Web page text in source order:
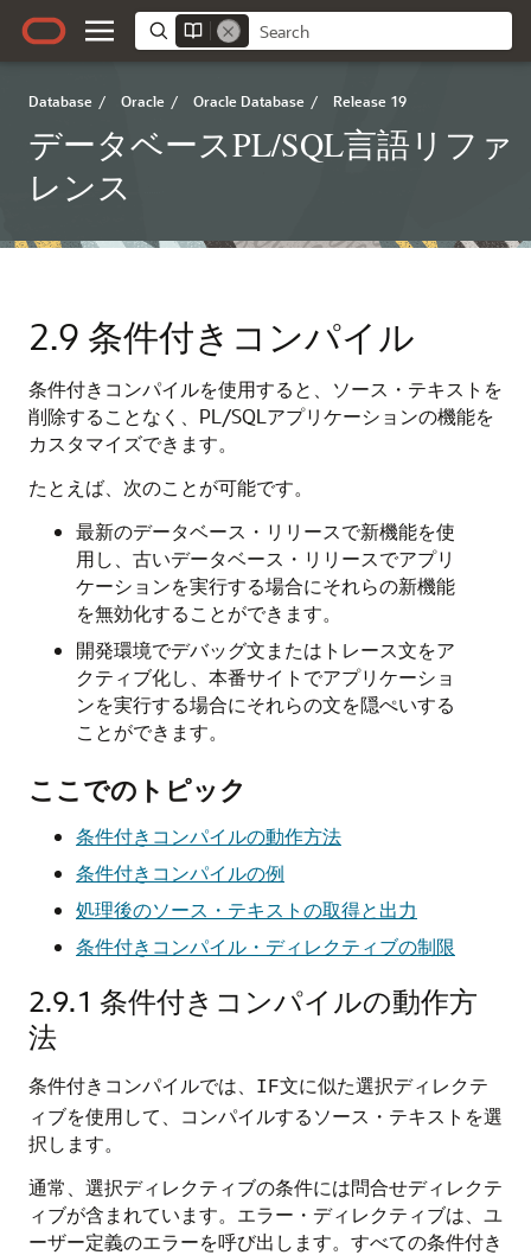
Database / Oracle / Oracle Database / Release 19
データベースPL/SQL言語リファ
レンス
2.9 条件付きコンパイル
条件付きコンパイルを使用すると、ソース・テキストを
削除することなく、PL/SQLアプリケーションの機能を
カスタマイズできます。
たとえば、次のことが可能です。
最新のデータベース・リリースで新機能を使
用し、古いデータベース・リリースでアプリ
ケーションを実行する場合にそれらの新機能
を無効化することができます。
開発環境でデバッグ文またはトレース文をア
クティブ化し、本番サイトでアプリケーショ
ンを実行する場合にそれらの文を隠ぺいする
ことができます。
ここでのトピック
条件付きコンパイルの動作方法
条件付きコンパイルの例
処理後のソース・テキストの取得と出力
条件付きコンパイル・ディレクティブの制限
2.9.1 条件付きコンパイルの動作方
法
条件付きコンパイルでは、 IF文に似た選択ディレクテ
ィブを使用して、コンパイルするソース・テキストを選
択します。
通常、選択ディレクティブの条件には問合せディレクテ
ィブが含まれています。エラー・ディレクティブは、ユ
ーザー定義のエラーを呼び出します。すべての条件付き